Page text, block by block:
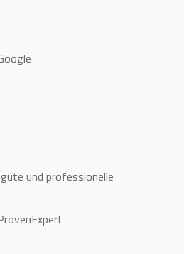
und professionelle